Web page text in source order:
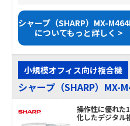
シャープ（SHARP）MX-
についてもっと詳しく >
小規模オフィス向け複合機
シャープ（SHARP）MX-
操作性に優れた
化したデジタル